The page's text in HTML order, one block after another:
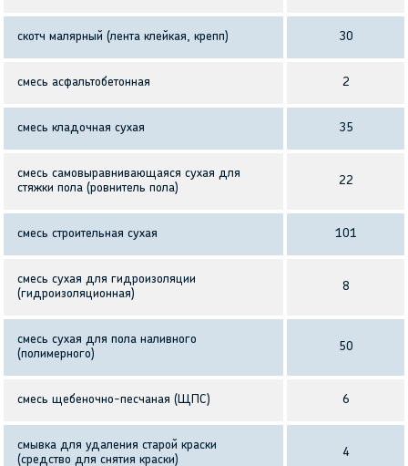
скотч малярный (лента клейкая, крепп) 30
смесь асфальтобетонная 2
смесь кладочная сухая 35
смесь самовыравнивающаяся сухая для
стяжки пола (ровнитель пола)
22
смесь строительная сухая 101
смесь сухая для гидроизоляции
(гидроизоляционная)
8
смесь сухая для пола наливного
(полимерного)
50
смесь щебеночно-песчаная (ЩПС) 6
смывка для удаления старой краски
(средство для снятия краски)
4